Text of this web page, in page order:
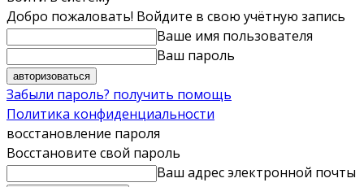
Добро пожаловать! Войдите в свою учётную запись
Ваше имя пользователя
Ваш пароль
Забыли пароль? получить помощь
Политика конфиденциальности
восстановление пароля
Восстановите свой пароль
Ваш адрес электронной почты